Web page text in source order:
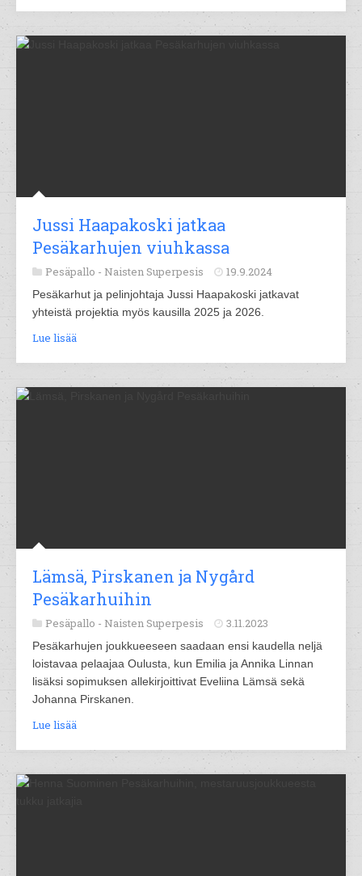
Jussi Haapakoski jatkaa
Pesäkarhujen viuhkassa
Pesäpallo - Naisten Superpesis 19.9.2024
Pesäkarhut ja pelinjohtaja Jussi Haapakoski jatkavat
yhteistä projektia myös kausilla 2025 ja 2026.
Lue lisää
Lämsä, Pirskanen ja Nygård
Pesäkarhuihin
Pesäpallo - Naisten Superpesis 3.11.2023
Pesäkarhujen joukkueeseen saadaan ensi kaudella neljä
loistavaa pelaajaa Oulusta, kun Emilia ja Annika Linnan
lisäksi sopimuksen allekirjoittivat Eveliina Lämsä sekä
Johanna Pirskanen.
Lue lisää